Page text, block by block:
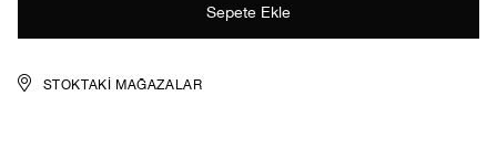
STOKTAKI MAĞAZALAR